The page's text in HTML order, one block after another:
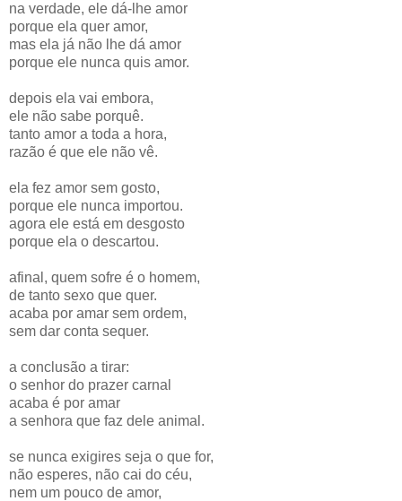
na verdade, ele dá-lhe amor
porque ela quer amor,
mas ela já não lhe dá amor
porque ele nunca quis amor.
depois ela vai embora,
ele não sabe porquê.
tanto amor a toda a hora,
razão é que ele não vê.
ela fez amor sem gosto,
porque ele nunca importou.
agora ele está em desgosto
porque ela o descartou.
afinal, quem sofre é o homem,
de tanto sexo que quer.
acaba por amar sem ordem,
sem dar conta sequer.
a conclusão a tirar:
o senhor do prazer carnal
acaba é por amar
a senhora que faz dele animal.
se nunca exigires seja o que for,
não esperes, não cai do céu,
nem um pouco de amor,